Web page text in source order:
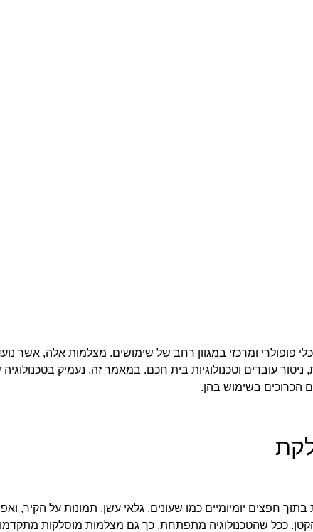
פופולרי ומרכזי במגוון רחב של שימושים. מצלמות אלה, אשר
עובדים וטכנולוגיות בית חכם. במאמר זה, נעמיק
הכרוכים בשימוש בהן.
חפצים יומיומיים כמו שעונים, גלאי עשן, תמונות על הקיר,
ככל שהטכנולוגיה מתפתחת, כך גם מצלמות מוסלקות